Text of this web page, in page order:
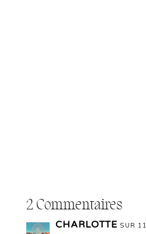
2 Commentaires
CHARLOTTE SUR